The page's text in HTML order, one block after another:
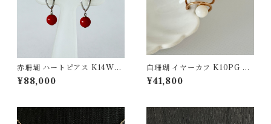
赤珊瑚 ハートピアス K14WG
ps-25
¥88,000
白珊瑚 イヤーカフ K10PG ps
-22
¥41,800